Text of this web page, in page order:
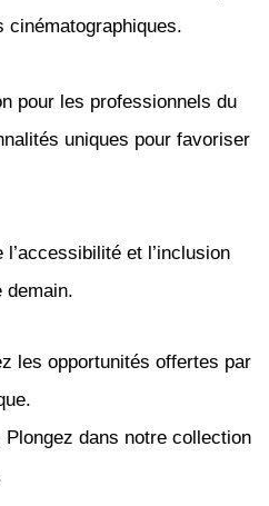
cinématographiques.
pour les professionnels du
uniques pour favoriser
et l’inclusion
demain.
les opportunités offertes par
dans notre collection